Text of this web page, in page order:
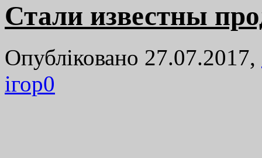
Стали известны
Опубліковано 27.07.2017,
ігор0